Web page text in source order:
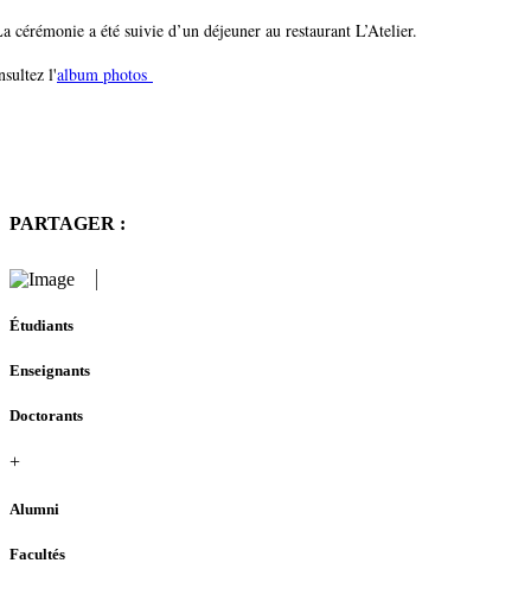
cérémonie a été suivie d’un déjeuner au restaurant L’Atelier.
l'album photos
PARTAGER :
Étudiants
Enseignants
Doctorants
+
Alumni
Facultés